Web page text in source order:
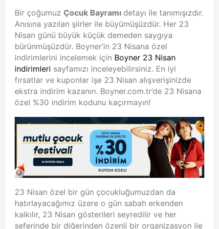
Bir çoğumuz Çocuk Bayramı detayı ile tanımışızdır.
Anısına yazılan şiirler ile büyümüşüzdür. Her 23
Nisan günü büyük küçük demeden saygıya
bürünmüşüzdür. Boyner’in 23 Nisana özel
indirimlerini incelemek için Boyner 23 Nisan
indirimleri sayfamızı inceleyebilirsiniz. En iyi
fırsatlar ve kuponlar işe 23 Nisan alışverişinizde
ekstra indirim kazanın. Boyner.com.tr’de 23 Nisana
özel %30 indirim kodunu kaçırmayın!
23 Nisan özel bir gün çocukluğumuzdan da
hatırlayacağımız üzere o gün sabah erkenden
kalkılır, 23 Nisan gösterileri seyredilir ve her
seferinde bir diğerinden özenli bir organizasyon ile